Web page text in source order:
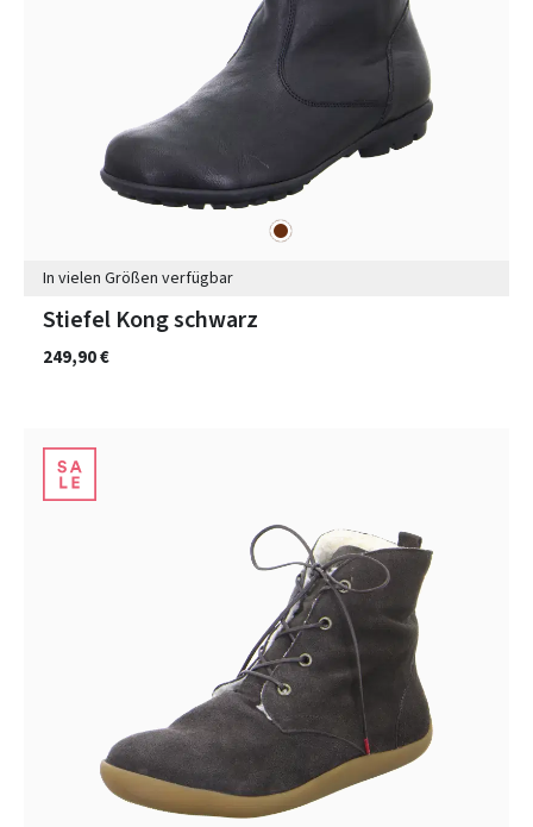
braun
In vielen Größen verfügbar
Stiefel Kong schwarz
249,90 €